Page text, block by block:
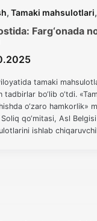
,Tamaki mahsulotlari
Farg‘onada
tamaki
tadbirlar bo‘lib o‘tdi.
o‘zaro hamkorlik»
qo‘mitasi, Asl
ishlab